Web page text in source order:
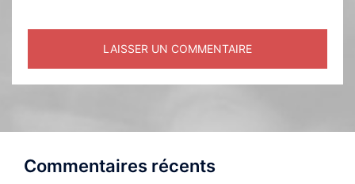
Commentaires récents